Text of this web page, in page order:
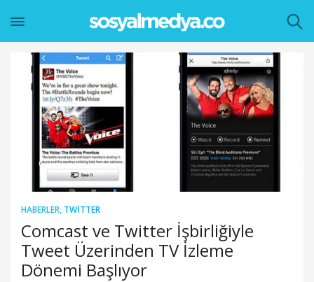
HABERLER, TWITTER
Comcast ve Twitter İşbirliğiyle
Tweet Üzerinden TV İzleme
Dönemi Başlıyor